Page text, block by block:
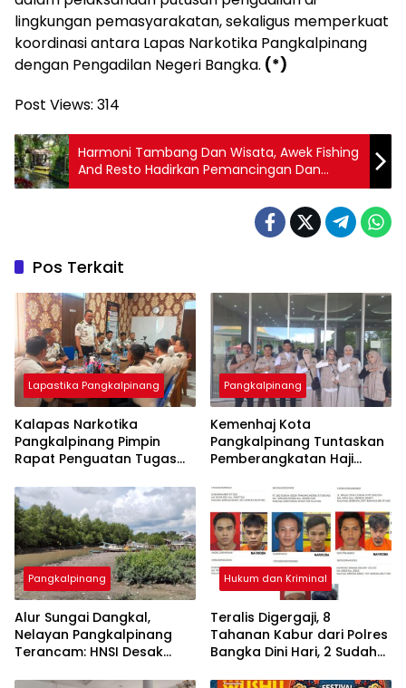
lingkungan pemasyarakatan, sekaligus memperkuat
koordinasi antara Lapas Narkotika Pangkalpinang
dengan Pengadilan Negeri Bangka. (*)
Post Views: 314
Harmoni Tambang Dan Wisata, Awek Fishing
And Resto Hadirkan Pemancingan Dan
Wisata Kuliner Khas Bangka Selatan
Pos Terkait
Lapastika Pangkalpinang
Kalapas Narkotika
Pangkalpinang Pimpin
Rapat Penguatan Tugas
Dukungan 15 Program Aksi
Kementerian
Pangkalpinang
Kemenhaj Kota
Pangkalpinang Tuntaskan
Pemberangkatan Haji
Gabung Jemaah
Palembang
Pangkalpinang
Alur Sungai Dangkal,
Nelayan Pangkalpinang
Terancam: HNSI Desak
Hukum dan Kriminal
Teralis Digergaji, 8
Tahanan Kabur dari Polres
Bangka Dini Hari, 2 Sudah